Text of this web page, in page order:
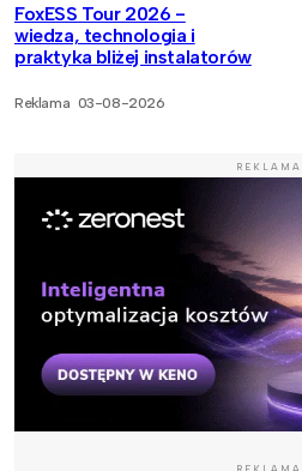
FoxESS Tour 2026 -
wiedza, technologia i
praktyka bliżej instalatorów
Reklama 03-08-2026
REKLAMA
REKLAMA